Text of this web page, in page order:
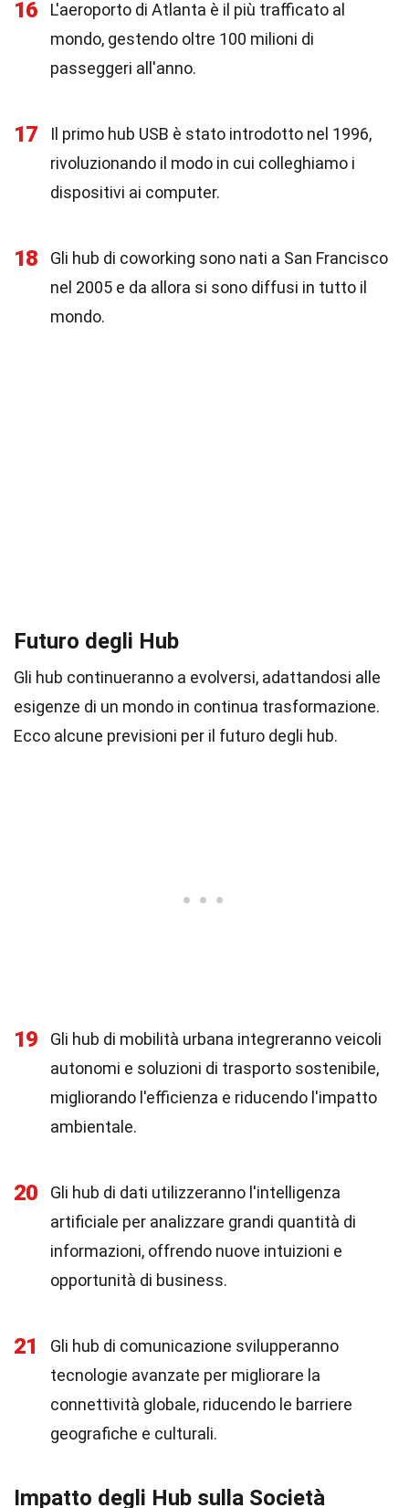
16
L'aeroporto di Atlanta è il più trafficato al
mondo, gestendo oltre 100 milioni di
passeggeri all'anno.
17
Il primo hub USB è stato introdotto nel 1996,
rivoluzionando il modo in cui colleghiamo i
dispositivi ai computer.
18
Gli hub di coworking sono nati a San Francisco
nel 2005 e da allora si sono diffusi in tutto il
mondo.
Futuro degli Hub
Gli hub continueranno a evolversi, adattandosi alle
esigenze di un mondo in continua trasformazione.
Ecco alcune previsioni per il futuro degli hub.
19
Gli hub di mobilità urbana integreranno veicoli
autonomi e soluzioni di trasporto sostenibile,
migliorando l'efficienza e riducendo l'impatto
ambientale.
20
Gli hub di dati utilizzeranno l'intelligenza
artificiale per analizzare grandi quantità di
informazioni, offrendo nuove intuizioni e
opportunità di business.
21
Gli hub di comunicazione svilupperanno
tecnologie avanzate per migliorare la
connettività globale, riducendo le barriere
geografiche e culturali.
Impatto degli Hub sulla Società